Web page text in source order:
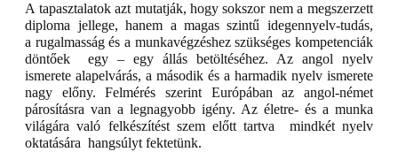
A tapasztalatok azt mutatják, hogy sokszor nem a megszerzett
diploma jellege, hanem a magas szintű idegennyelv-tudás,
a rugalmasság és a munkavégzéshez szükséges kompetenciák
döntőek egy – egy állás betöltéséhez. Az angol nyelv
ismerete alapelvárás, a második és a harmadik nyelv ismerete
nagy előny. Felmérés szerint Európában az angol-német
párosításra van a legnagyobb igény. Az életre- és a munka
világára való felkészítést szem előtt tartva mindkét nyelv
oktatására hangsúlyt fektetünk.